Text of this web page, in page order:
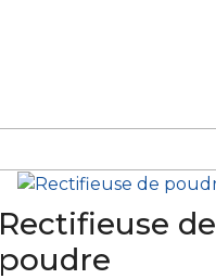
Rectifieuse de
poudre